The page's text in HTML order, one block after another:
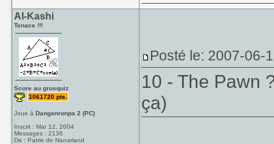
Al-Kashi
Tenace !!!
Score au grosquiz
1061720 pts.
Joue àDanganronpa 2 (PC)
Inscrit : Mar 12, 2004
Messages : 2136
De : Patrie de Nanarland
Posté le: 2007-06-
10 - The Pawn
ça)